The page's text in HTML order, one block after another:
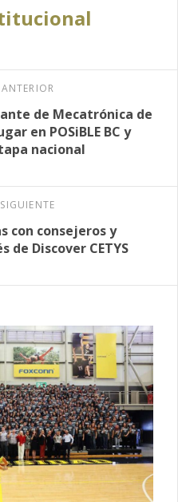
de Mecatrónica de
en POSiBLE BC y
nacional
con consejeros y
Discover CETYS